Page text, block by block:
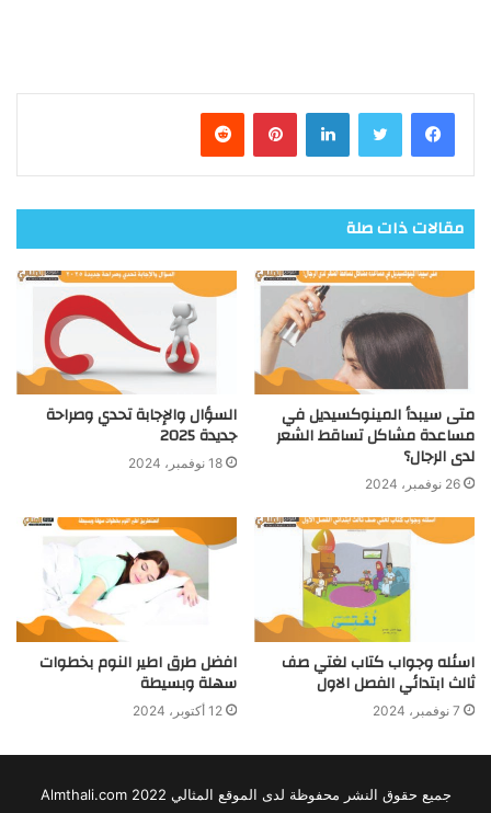
فيسبوك تويتر لينكدإن بينتيريست
مقالات ذات صلة
متى سيبدأ المينوكسيديل في
مساعدة مشاكل تساقط الشعر
لدى الرجال؟
26 نوفمبر، 2024
السؤال والإجابة تحدي وصراحة
جديدة 2025
18 نوفمبر، 2024
اسئله وجواب كتاب لغتي صف
ثالث ابتدائي الفصل الاول
7 نوفمبر، 2024
افضل طرق اطير النوم بخطوات
سهلة وبسيطة
12 أكتوبر، 2024
جميع حقوق النشر محفوظة لدى الموقع المثالي 2022 Almthali.com